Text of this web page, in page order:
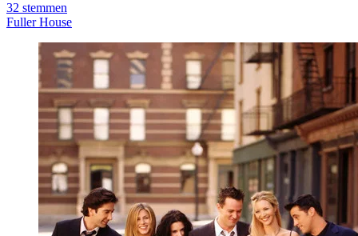
32 stemmen
Fuller House